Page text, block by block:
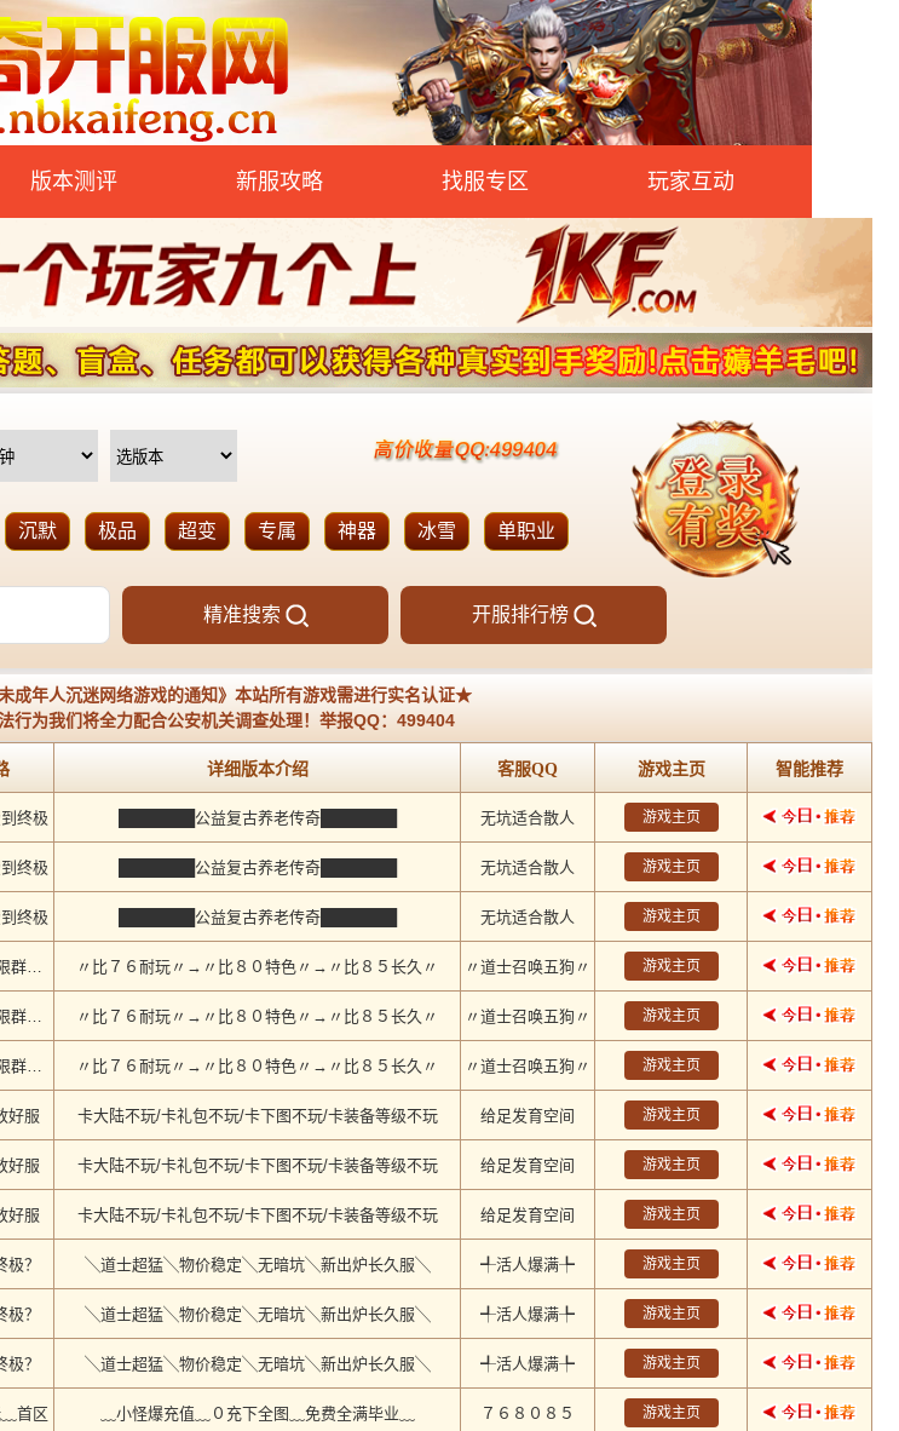
版本测评 新服攻略 找服专区 玩家互动